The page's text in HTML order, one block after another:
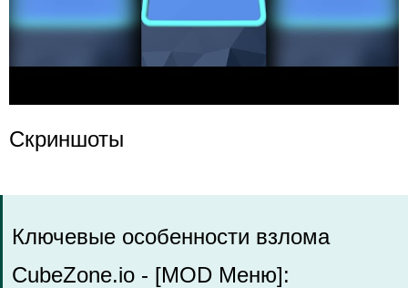
Скриншоты
Ключевые особенности взлома
CubeZone.io - [MOD Меню]: